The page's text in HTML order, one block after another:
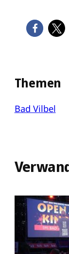
Themen
Bad Vilbel